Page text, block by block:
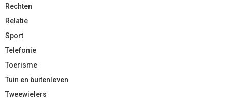
Rechten
Relatie
Sport
Telefonie
Toerisme
Tuin en buitenleven
Tweewielers